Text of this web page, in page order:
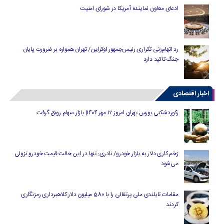
ادعای معاون نماینده آمریکا در شورای امنیت
رد اتهام‌زنی تکراری رئیس‌جمهور اوکراین/ تهران همواره بر ضرورت پایان
جنگ تاکید دارد
اخبار اقتصادی
رکوردشکنی بورس تهران امروز ۱۲ مهر ۱۴۰۴| بازار سهام رونق گرفت
زخم کاری دلار به بازار خودرو/ نادری: تنها در این حالت قیمت خودرو نزولی
می‌شود
مقامات تایلندی ملی پرتغالی را با 580 میلیون دلار کلاهبرداری رمزنگاری
کردند